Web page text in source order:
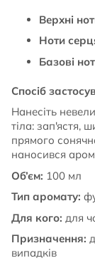
Верхні
Ноти
Базові
Спосіб
Нанесіть
тіла: зап'ястя,
прямого
наносився
Об’єм: 100 мл
Тип аромату:
Для кого: для
Призначення:
випадків